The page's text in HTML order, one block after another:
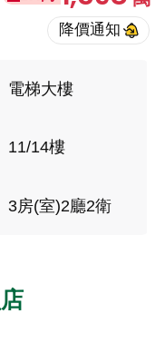
電梯大樓
11/14樓
3房(室)2廳2衛